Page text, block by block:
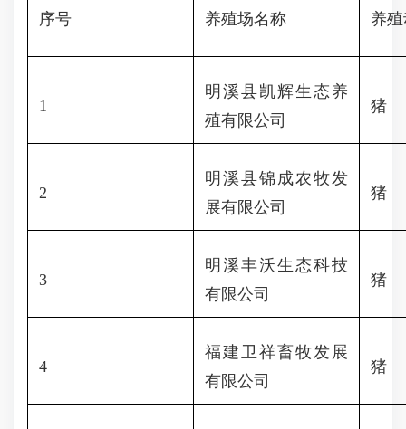
序号 养殖场名称 养
1
明溪县凯辉生态养
殖有限公司
猪
2
明溪县锦成农牧发
展有限公司
猪
3
明溪丰沃生态科技
有限公司
猪
4
福建卫祥畜牧发展
有限公司
猪